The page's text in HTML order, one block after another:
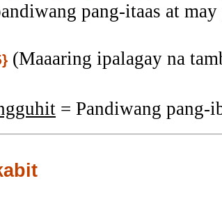
pang-itaas at
(Maaaring ipalagay na
= Pandiwang pang-